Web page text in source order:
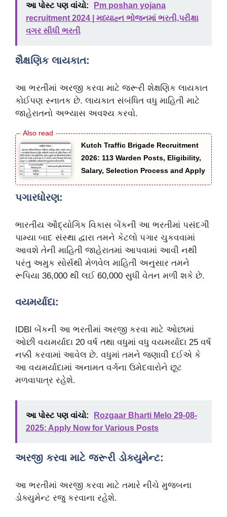
આ પોસ્ટ પણ વાંચો:
Pm poshan yojana
recruitment 2024 | મધ્યાહ્ન ભોજનમાં ભરતી,પરીક્ષા
વગર સીધી ભરતી
શૈક્ષણિક લાયકાત:
આ ભરતીમાં અરજી કરવા માટે જરૂરી શેક્ષણિક લાયકાત
કોઈપણ સ્નાતક છે. લાયકાત સંબંધિત વધુ માહિતી માટે
જાહેરાતનો અભ્યાસ અવશ્ય કરવો.
Kutch Traffic Brigade Recruitment
2026: 113 Warden Posts, Eligibility,
Salary, Selection Process and Apply
પગારધોરણ:
ભારતીય ઔદ્યોગિક વિકાસ બેંકની આ ભરતીમાં પસંદગી
પામ્યા બાદ સંસ્થા દ્વારા તમને કેટલો પગાર ચુકવવામાં
આવશે તેની માહિતી જાહેરાતમાં આપવામાં આવી નથી
પરંતુ અમુક સોર્સથી મેળવેલ માહિતી અનુસાર તમને
રૂપિયા 36,000 થી લઈ 60,000 સુધી વેતન મળી શકે છે.
વયમર્યાદા:
IDBI બેંકની આ ભરતીમાં અરજી કરવા માટે ઓછામાં
ઓછી વયમર્યાદા 20 વર્ષ તથા વધુમાં વધુ વયમર્યાદા 25 વર્ષ
નક્કી કરવામાં આવેલ છે. વધુમાં તમને જણાવી દઈએ કે
આ વયમર્યાદામાં અનામત વર્ગના ઉમેદવારોને છૂટ
મળવાપાત્ર રહેશે.
આ પોસ્ટ પણ વાંચો:
Rozgaar Bharti Melo 29-08-
2025: Apply Now for Various Posts
અરજી કરવા માટે જરૂરી ડોક્યુમેન્ટ:
આ ભરતીમાં અરજી કરવા માટે તમારે નીચે મુજબના
ડોક્યુમેન્ટ રજુ કરવાના રહેશે.